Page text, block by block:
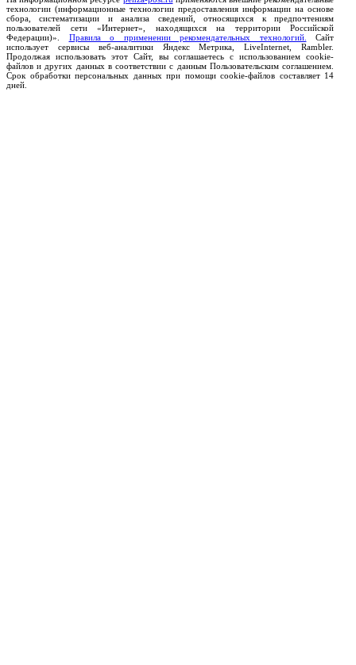
технологии (информационные технологии предоставления информации на основе
сбора, систематизации и анализа сведений, относящихся к предпочтениям
пользователей сети «Интернет», находящихся на территории Российской
Федерации)». Правила о применении рекомендательных технологий.
Сайт
использует сервисы веб-аналитики Яндекс Метрика, LiveInternet, Rambler.
Продолжая использовать этот Сайт, вы соглашаетесь с использованием cookie-
файлов и других данных в соответствии с данным Пользовательским соглашением.
Срок обработки персональных данных при помощи cookie-файлов составляет 14
дней.